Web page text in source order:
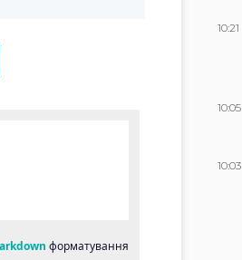
10:21
10:05
10:03